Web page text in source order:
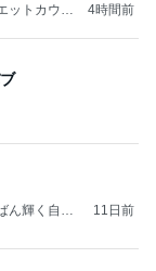
ットカウン
4時間前
輝く自分
11日前